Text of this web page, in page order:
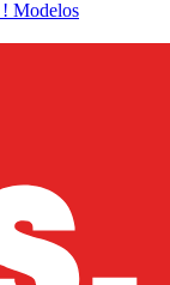
! Modelos